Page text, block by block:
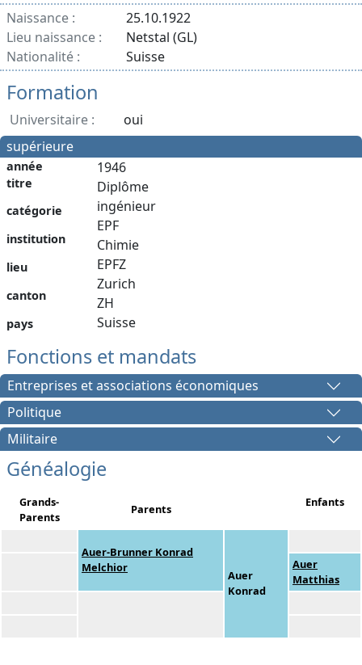
Naissance :
25.10.1922
Lieu naissance :
Netstal (GL)
Nationalité :
Suisse
Formation
Universitaire :
oui
supérieure
année
titre
catégorie
institution
lieu
canton
pays
1946
Diplôme
ingénieur
EPF
Chimie
EPFZ
Zurich
ZH
Suisse
Fonctions et mandats
Entreprises et associations économiques
Politique
Militaire
Généalogie
Grands-
Parents
Parents Enfants
Auer-Brunner Konrad
Melchior
Auer
Konrad
Auer
Matthias